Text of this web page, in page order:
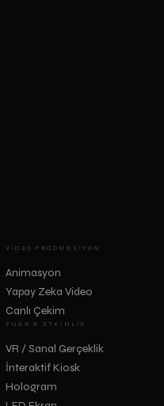
VIDEO PRODÜKSIYON
Animasyon
Yapay Zeka Video
Canlı Çekim
FUAR & ETKINLIK
VR / Sanal Gerçeklik
İnteraktif Kiosk
Hologram